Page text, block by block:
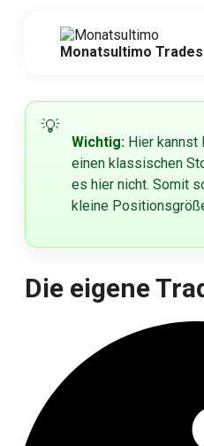
Monatsultimo Trades
Wichtig: Hier kannst
einen klassischen
es hier nicht. Somit
kleine
Die eigene